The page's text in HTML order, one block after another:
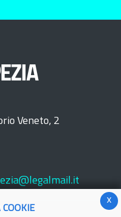
Veneto, 2
x
COOKIE